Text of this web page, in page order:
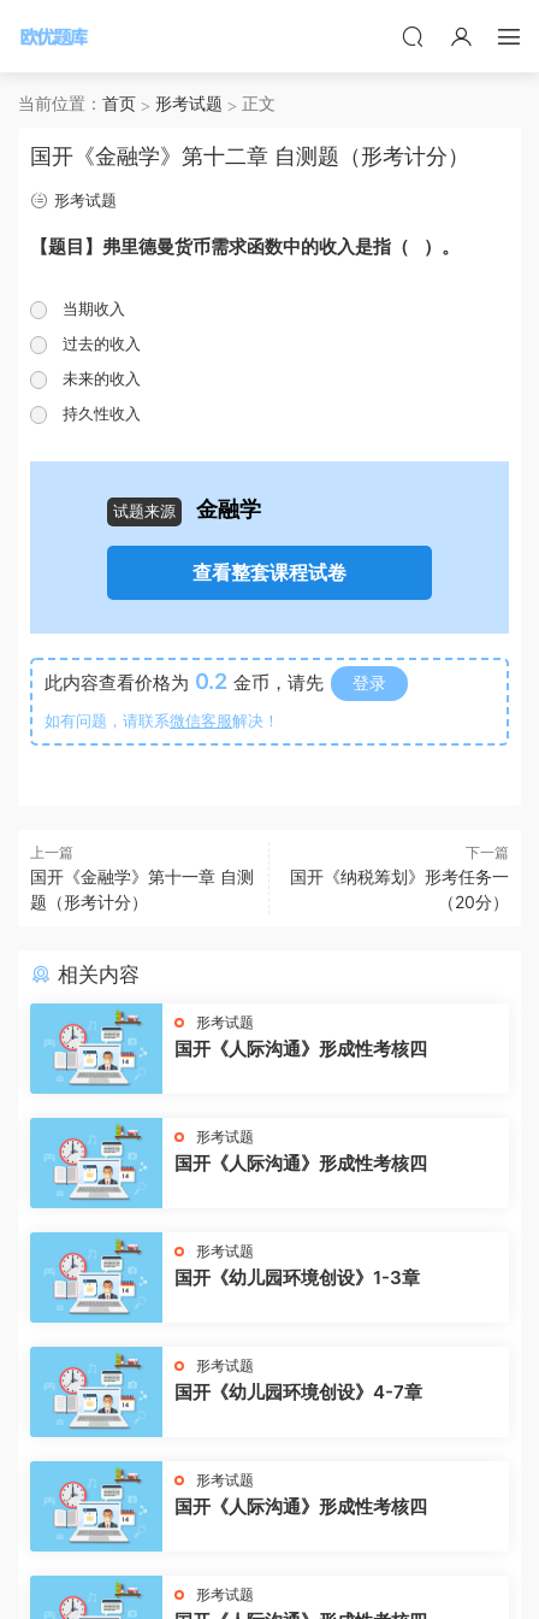
当前位置： 首页 形考试题 正文
国开《金融学》第十二章 自测题（形考计分）
形考试题
【题目】弗里德曼货币需求函数中的收入是指（ ）。
当期收入
过去的收入
未来的收入
持久性收入
试题来源 金融学
查看整套课程试卷
此内容查看价格为 0.2 金币，请先 登录
如有问题，请联系微信客服解决！
上一篇
国开《金融学》第十一章 自测
题（形考计分）
下一篇
国开《纳税筹划》形考任务一
（20分）
相关内容
形考试题
国开《人际沟通》形成性考核四
形考试题
国开《人际沟通》形成性考核四
形考试题
国开《幼儿园环境创设》1-3章
形考试题
国开《幼儿园环境创设》4-7章
形考试题
国开《人际沟通》形成性考核四
形考试题